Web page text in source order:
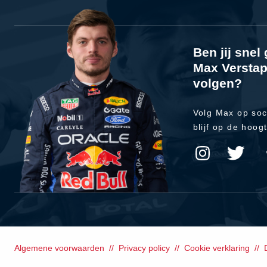
Ben jij snel
Max
volgen?
Volg Max op
blijf op de
Algemene voorwaarden Privacy policy Cookie verklaring